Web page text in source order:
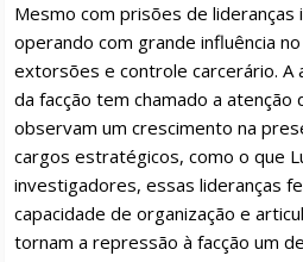
Mesmo com prisões de lideranças
operando com grande influência
extorsões e controle carcerário. A
da facção tem chamado a atenção
observam um crescimento na
cargos estratégicos, como o que
investigadores, essas lideranças
capacidade de organização e
tornam a repressão à facção um